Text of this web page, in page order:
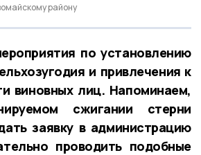
району
по установлению
и привлечения к
виновных лиц. Напоминаем,
сжигании стерни
заявку в администрацию
проводить подобные